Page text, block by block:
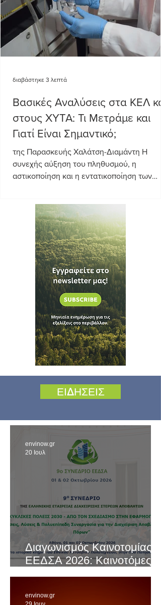
Βασικές Αναλύσεις στα ΚΕΛ και
στους ΧΥΤΑ: Τι Μετράμε και
Γιατί Είναι Σημαντικό;
της Παρασκευής Χαλάτση-Διαμάντη Η
συνεχής αύξηση του πληθυσμού, η
αστικοποίηση και η εντατικοποίηση των
παραγόμενων αποβλήτων, καθιστώντας
αναγκαία τη διαχείριση και τον
έλεγχο των σχετικών υποδομών. Στο
αυτό, η προστασία του περιβάλλοντος και
της δημόσιας υγείας εξαρτάται σε
βαθμό από την αποτελεσματική λειτουργία
των Κέντρων Επεξεργασίας Λυμάτων
και των Χώρων Υγειονομικής
διαβάστηκε 3 λεπτά
ΕΙΔΗΣΕΙΣ
Διαγωνισμός Καινοτομίας
ΕΕΔΣΑ 2026: Καινοτόμες
Ιδέες και Λύσεις στην
envinow.gr
20 Ιουλ
envinow.gr